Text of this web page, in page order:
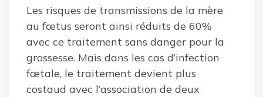
Les risques de transmissions de la mère
au fœtus seront ainsi réduits de 60%
avec ce traitement sans danger pour la
grossesse. Mais dans les cas d’infection
fœtale, le traitement devient plus
costaud avec l’association de deux